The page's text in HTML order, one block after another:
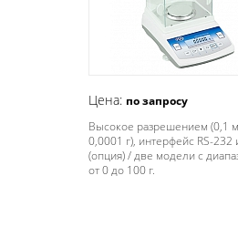
Цена: по запросу
Высокое разрешением (0,1
0,0001 г), интерфейс RS-
(опция) / две модели с
от 0 до 100 г.